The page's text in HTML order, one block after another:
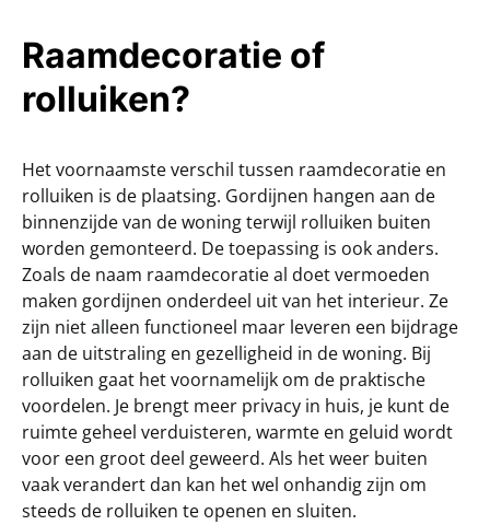
Raamdecoratie of
rolluiken?
Het voornaamste verschil tussen raamdecoratie en
rolluiken is de plaatsing. Gordijnen hangen aan de
binnenzijde van de woning terwijl rolluiken buiten
worden gemonteerd. De toepassing is ook anders.
Zoals de naam raamdecoratie al doet vermoeden
maken gordijnen onderdeel uit van het interieur. Ze
zijn niet alleen functioneel maar leveren een bijdrage
aan de uitstraling en gezelligheid in de woning. Bij
rolluiken gaat het voornamelijk om de praktische
voordelen. Je brengt meer privacy in huis, je kunt de
ruimte geheel verduisteren, warmte en geluid wordt
voor een groot deel geweerd. Als het weer buiten
vaak verandert dan kan het wel onhandig zijn om
steeds de rolluiken te openen en sluiten.